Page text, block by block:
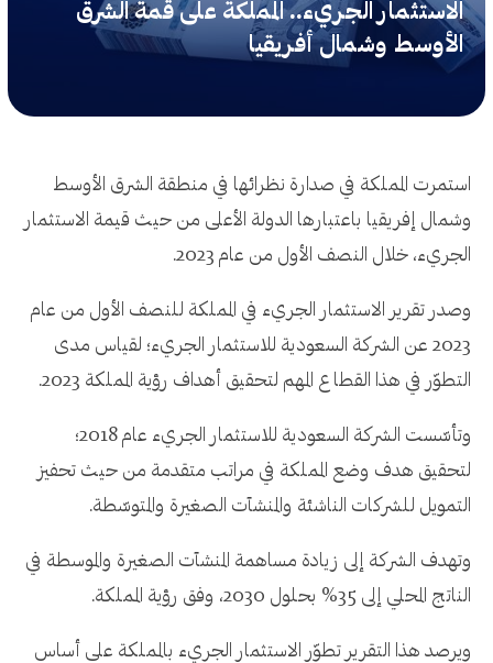
الاستثمار الجريء.. المملكة على قمة الشرق
الأوسط وشمال أفريقيا
استمرت المملكة في صدارة نظرائها في منطقة الشرق الأوسط
وشمال إفريقيا باعتبارها الدولة الأعلى من حيث قيمة الاستثمار
الجريء، خلال النصف الأول من عام 2023.
وصدر تقرير الاستثمار الجريء في المملكة للنصف الأول من عام
2023 عن الشركة السعودية للاستثمار الجريء؛ لقياس مدى
التطوّر في هذا القطاع المهم لتحقيق أهداف رؤية المملكة 2023.
وتأسّست الشركة السعودية للاستثمار الجريء عام 2018؛
لتحقيق هدف وضع المملكة في مراتب متقدمة من حيث تحفيز
التمويل للشركات الناشئة والمنشآت الصغيرة والمتوسّطة.
وتهدف الشركة إلى زيادة مساهمة المنشآت الصغيرة والموسطة في
الناتج المحلي إلى 35% بحلول 2030، وفق رؤية المملكة.
ويرصد هذا التقرير تطوّر الاستثمار الجريء بالمملكة على أساس